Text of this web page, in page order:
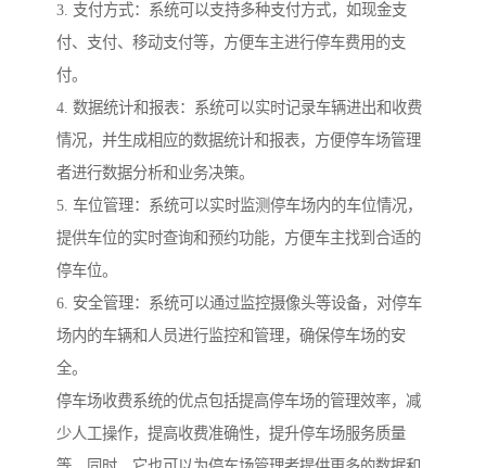
3. 支付方式：系统可以支持多种支付方式，如现金支
付、支付、移动支付等，方便车主进行停车费用的支
付。
4. 数据统计和报表：系统可以实时记录车辆进出和收费
情况，并生成相应的数据统计和报表，方便停车场管理
者进行数据分析和业务决策。
5. 车位管理：系统可以实时监测停车场内的车位情况，
提供车位的实时查询和预约功能，方便车主找到合适的
停车位。
6. 安全管理：系统可以通过监控摄像头等设备，对停车
场内的车辆和人员进行监控和管理，确保停车场的安
全。
停车场收费系统的优点包括提高停车场的管理效率，减
少人工操作，提高收费准确性，提升停车场服务质量